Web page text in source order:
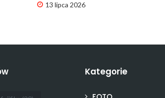
13 lipca 2026
Kategorie